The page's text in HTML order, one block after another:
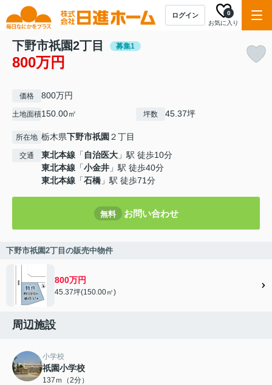
ログイン
お気に入り
0
下野市祇園2丁目 募集1
800万円
価格 800万円
土地面積150.00㎡ 坪数 45.37坪
所在地 栃木県下野市祇園 ２丁目
交通 東北本線 「 自治医大 」駅 徒歩10分
東北本線 「小金井 」駅 徒歩40分
東北本線 「石橋 」駅 徒歩71分
無料 お問い合わせ
下野市祇園2丁目の販売中物件
800万円
45.37坪(150.00㎡)
周辺施設
小学校
祇園小学校
137ｍ（2分）